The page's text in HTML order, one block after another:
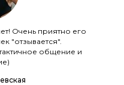
Очень приятно его
"отзывается".
общение и